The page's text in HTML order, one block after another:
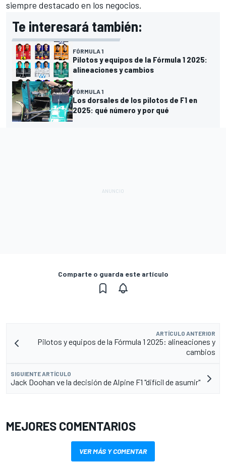
siempre destacado en los negocios.
Te interesará también:
FÓRMULA 1
Pilotos y equipos de la Fórmula 1 2025:
alineaciones y cambios
FÓRMULA 1
Los dorsales de los pilotos de F1 en
2025: qué número y por qué
Comparte o guarda este artículo
ARTÍCULO ANTERIOR
Pilotos y equipos de la Fórmula 1 2025: alineaciones y
cambios
SIGUIENTE ARTÍCULO
Jack Doohan ve la decisión de Alpine F1 "difícil de asumir"
MEJORES COMENTARIOS
VER MÁS Y COMENTAR